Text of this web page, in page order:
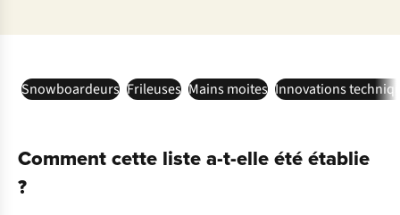
Snowboardeurs Frileuses Mains moites Innovations
Comment cette liste a-t-elle été établie
?